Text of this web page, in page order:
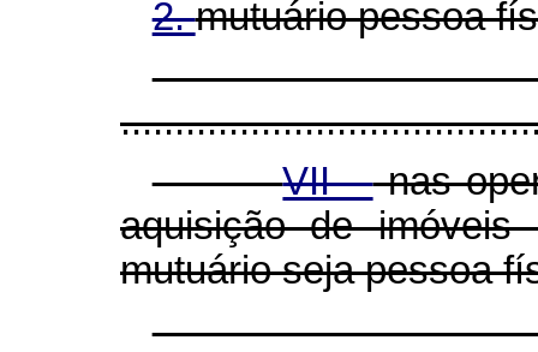
2.mutuário pessoa
VII -nas
aquisição de
mutuário seja pessoa